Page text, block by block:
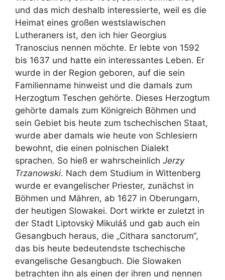
und das mich deshalb interessierte, weil es die
Heimat eines großen westslawischen
Lutheraners ist, den ich hier Georgius
Tranoscius nennen möchte. Er lebte von 1592
bis 1637 und hatte ein interessantes Leben. Er
wurde in der Region geboren, auf die sein
Familienname hinweist und die damals zum
Herzogtum Teschen gehörte. Dieses Herzogtum
gehörte damals zum Königreich Böhmen und
sein Gebiet bis heute zum tschechischen Staat,
wurde aber damals wie heute von Schlesiern
bewohnt, die einen polnischen Dialekt
sprachen. So hieß er wahrscheinlich Jerzy
Trzanowski. Nach dem Studium in Wittenberg
wurde er evangelischer Priester, zunächst in
Böhmen und Mähren, ab 1627 in Oberungarn,
der heutigen Slowakei. Dort wirkte er zuletzt in
der Stadt Liptovský Mikuláš und gab auch ein
Gesangbuch heraus, die „Cithara sanctorum“,
das bis heute bedeutendste tschechische
evangelische Gesangbuch. Die Slowaken
betrachten ihn als einen der ihren und nennen